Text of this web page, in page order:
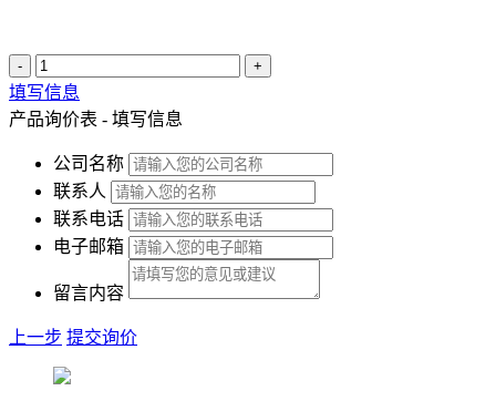
- +
填写信息
产品询价表 - 填写信息
公司名称
联系人
联系电话
电子邮箱
留言内容
上一步 提交询价